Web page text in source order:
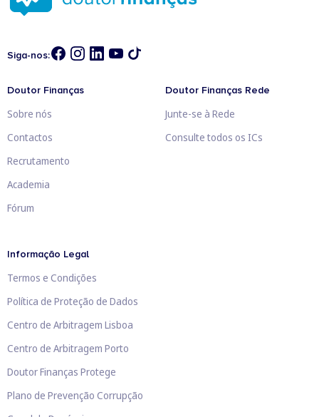
Siga-nos:
Doutor Finanças
Sobre nós
Contactos
Recrutamento
Academia
Fórum
Doutor Finanças Rede
Junte-se à Rede
Consulte todos os ICs
Informação Legal
Termos e Condições
Política de Proteção de Dados
Centro de Arbitragem Lisboa
Centro de Arbitragem Porto
Doutor Finanças Protege
Plano de Prevenção Corrupção